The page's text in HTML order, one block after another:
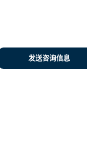
发送咨询信息